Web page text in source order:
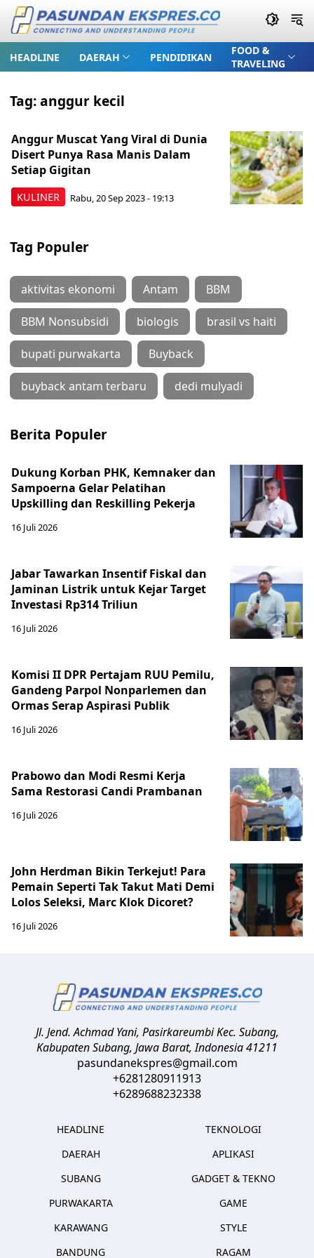
HEADLINE DAERAH PENDIDIKAN
FOOD &
TRAVELING
Tag:anggur kecil
KULINER
Anggur Muscat Yang Viral di Dunia
Disert Punya Rasa Manis Dalam
Setiap Gigitan
Rabu, 20 Sep 2023 - 19:13
Tag Populer
aktivitas ekonomi Antam BBM
BBM Nonsubsidi biologis brasil vs haiti
bupati purwakarta Buyback
buyback antam terbaru dedi mulyadi
Berita Populer
Dukung Korban PHK, Kemnaker dan
Sampoerna Gelar Pelatihan
Upskilling dan Reskilling Pekerja
16 Juli 2026
Jabar Tawarkan Insentif Fiskal dan
Jaminan Listrik untuk Kejar Target
Investasi Rp314 Triliun
16 Juli 2026
Komisi II DPR Pertajam RUU Pemilu,
Gandeng Parpol Nonparlemen dan
Ormas Serap Aspirasi Publik
16 Juli 2026
Prabowo dan Modi Resmi Kerja
Sama Restorasi Candi Prambanan
16 Juli 2026
John Herdman Bikin Terkejut! Para
Pemain Seperti Tak Takut Mati Demi
Lolos Seleksi, Marc Klok Dicoret?
16 Juli 2026
Jl. Jend. Achmad Yani, Pasirkareumbi Kec. Subang,
Kabupaten Subang, Jawa Barat,Indonesia41211
pasundanekspres@gmail.com
+6281280911913
+6289688232338
HEADLINE
DAERAH
SUBANG
PURWAKARTA
KARAWANG
BANDUNG
TEKNOLOGI
APLIKASI
GADGET & TEKNO
GAME
STYLE
RAGAM